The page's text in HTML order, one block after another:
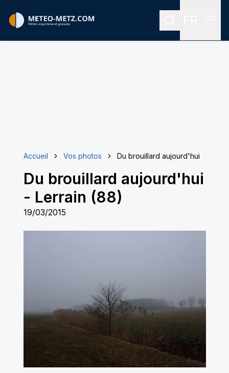
Rechercher
Accueil Vos photos Du brouillard aujourd'hui
Du brouillard aujourd'hui
- Lerrain (88)
19/03/2015